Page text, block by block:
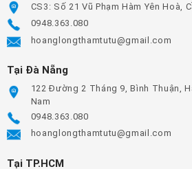
CS3: Số 21 Vũ Phạm Hàm Yên Hoà,
0948.363.080
hoanglongthamtutu@gmail.com
Tại Đà Nẵng
122 Đường 2 Tháng 9, Bình Thuận,
Nam
0948.363.080
hoanglongthamtutu@gmail.com
Tại TP.HCM